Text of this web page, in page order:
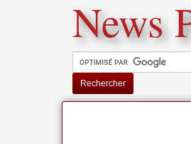
News
Rechercher